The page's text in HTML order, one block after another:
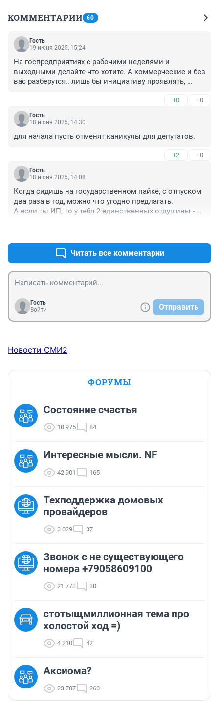
КОММЕНТАРИИ 60
Гость
19 июня 2025, 15:24
На госпредприятиях с рабочими неделями и
выходными делайте что хотите. А коммерческие и без
вас разберутся.. лишь бы инициативу проявлять,
+0 –0
Гость
18 июня 2025, 14:30
для начала пусть отменят каникулы для депутатов.
+2 –0
Гость
18 июня 2025, 14:08
Когда сидишь на государственном пайке, с отпуском
два раза в год, можно что угодно предлагать.
А если ты ИП, то у тебя 2 единственных отдушины -
Читать все комментарии
Гость
Войти
Отправить
Новости СМИ2
ФОРУМЫ
Состояние счастья
10 975 84
Интересные мысли. NF
42 901 165
Техподдержка домовых
провайдеров
3 029 37
Звонок с не существующего
номера +79058609100
21 773 30
стотыщмиллионная тема про
холостой ход =)
4 210 42
Аксиома?
23 787 260